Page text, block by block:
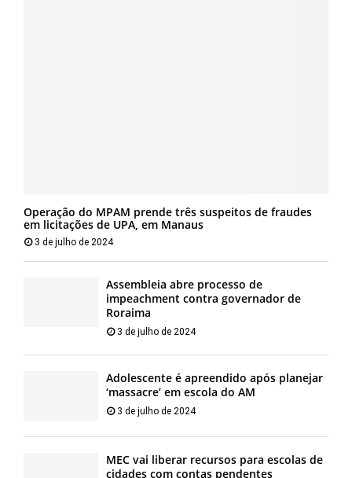
Operação do MPAM prende três suspeitos de fraudes
em licitações de UPA, em Manaus
3 de julho de 2024
Assembleia abre processo de
impeachment contra governador de
Roraima
3 de julho de 2024
Adolescente é apreendido após planejar
‘massacre’ em escola do AM
3 de julho de 2024
MEC vai liberar recursos para escolas de
cidades com contas pendentes